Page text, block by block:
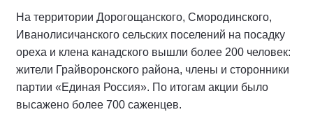
На территории Дорогощанского, Смородинского,
Иванолисичанского сельских поселений на посадку
ореха и клена канадского вышли более 200 человек:
жители Грайворонского района, члены и сторонники
партии «Единая Россия». По итогам акции было
высажено более 700 саженцев.